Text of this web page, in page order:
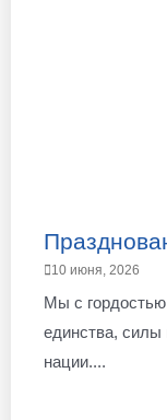
10 июня, 2026
Мы с
единства, силы
нации....